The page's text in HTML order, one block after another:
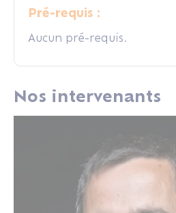
Pré-requis :
Aucun pré-requis.
Nos intervenants